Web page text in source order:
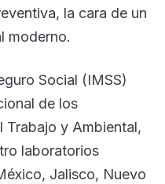
la cara de un
moderno.
Social (IMSS)
de los
Trabajo y Ambiental,
laboratorios
Jalisco, Nuevo